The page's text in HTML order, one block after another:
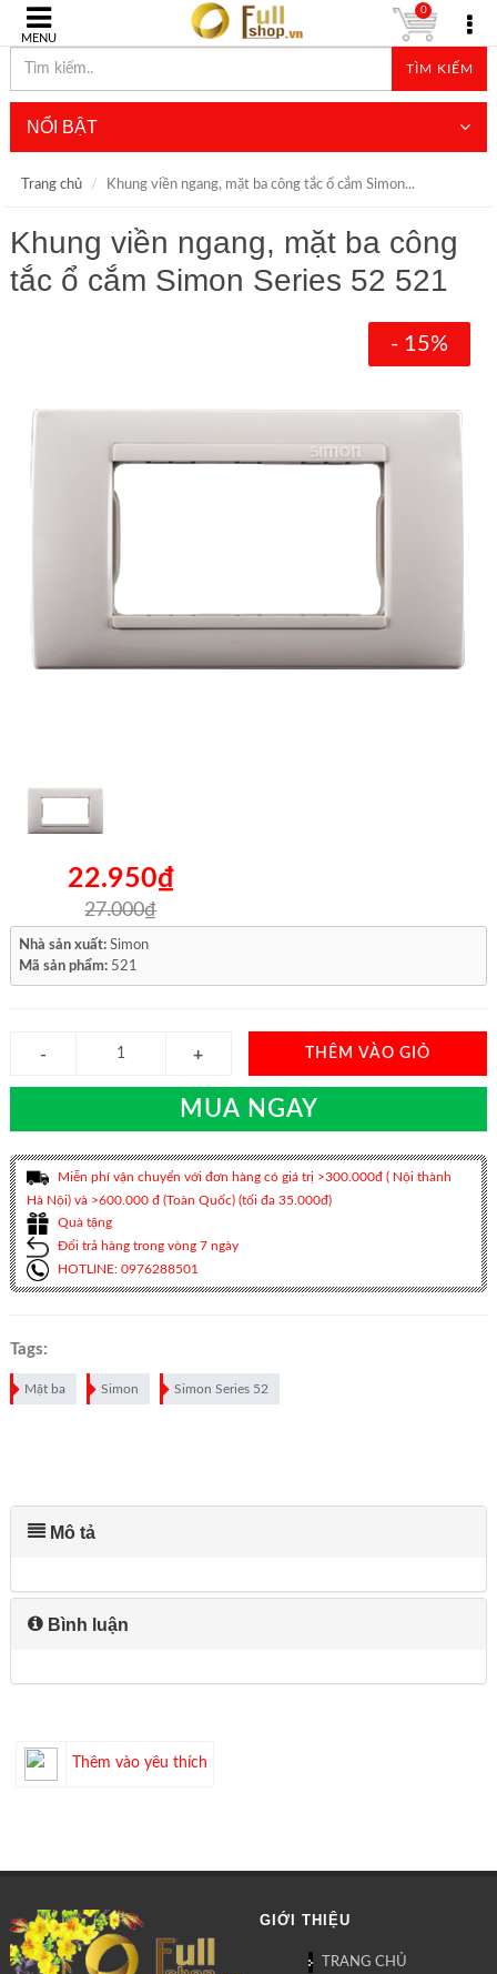
MENU
TÌM KIẾM
0
NỔI BẬT
Trang chủ Khung viền ngang, mặt ba công tắc ổ cắm Simon...
Khung viền ngang, mặt ba công
tắc ổ cắm Simon Series 52 521
- 15%
22.950₫
27.000₫
Nhà sản xuất: Simon
Mã sản phẩm: 521
THÊM VÀO GIỎ
MUA NGAY
Miễn phí vận chuyển với đơn hàng có giá trị >300.000đ ( Nội thành
Hà Nội) và >600.000 đ (Toàn Quốc) (tối đa 35.000đ)
Quà tặng
Đổi trả hàng trong vòng 7 ngày
HOTLINE: 0976288501
Tags:
Mặt ba Simon Simon Series 52
Mô tả
Bình luận
Thêm vào yêu thích
GIỚI THIỆU
TRANG CHỦ